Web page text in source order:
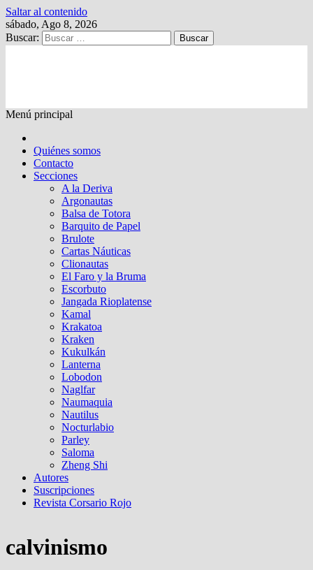
Saltar al contenido
sábado, Ago 8, 2026
Buscar:
Menú principal
Quiénes somos
Contacto
Secciones
A la Deriva
Argonautas
Balsa de Totora
Barquito de Papel
Brulote
Cartas Náuticas
Clionautas
El Faro y la Bruma
Escorbuto
Jangada Rioplatense
Kamal
Krakatoa
Kraken
Kukulkán
Lanterna
Lobodon
Naglfar
Naumaquia
Nautilus
Nocturlabio
Parley
Saloma
Zheng Shi
Autores
Suscripciones
Revista Corsario Rojo
calvinismo